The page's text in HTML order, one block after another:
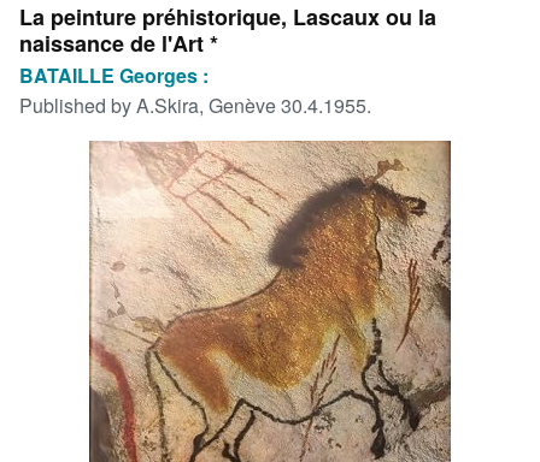
My Purchases
Advanced Search
Browse Collections
Rare Books
Art & Collectibles
Textbooks
Start Selling
CLOSE
La peinture préhistorique, Lascaux ou la
naissance de l'Art *
BATAILLE Georges :
Published byA.Skira, Genève 30.4.1955.